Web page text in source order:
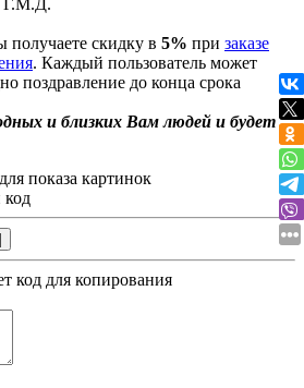
скидку в 5% при заказе
. Каждый пользователь может
поздравление до конца срока
и близких Вам людей и будет
показа картинок
код
код для копирования